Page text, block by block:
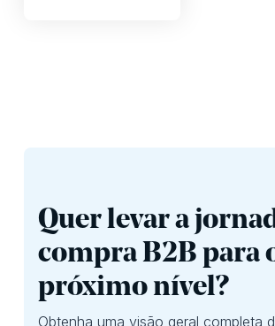
Quer levar a
compra B2B para
próximo nível?
Obtenha uma visão geral completa